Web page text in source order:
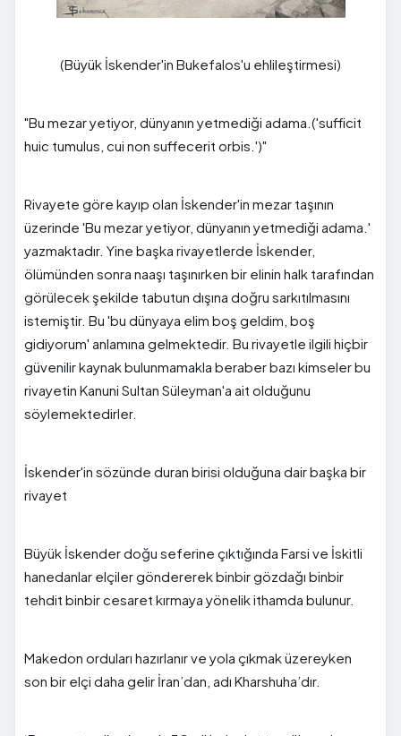
(Büyük İskender'in Bukefalos'u ehlileştirmesi)
"Bu mezar yetiyor, dünyanın yetmediği adama.('sufficit
huic tumulus, cui non suffecerit orbis.')"
Rivayete göre kayıp olan İskender'in mezar taşının
üzerinde 'Bu mezar yetiyor, dünyanın yetmediği adama.'
yazmaktadır. Yine başka rivayetlerde İskender,
ölümünden sonra naaşı taşınırken bir elinin halk tarafından
görülecek şekilde tabutun dışına doğru sarkıtılmasını
istemiştir. Bu 'bu dünyaya elim boş geldim, boş
gidiyorum' anlamına gelmektedir. Bu rivayetle ilgili hiçbir
güvenilir kaynak bulunmamakla beraber bazı kimseler bu
rivayetin Kanuni Sultan Süleyman'a ait olduğunu
söylemektedirler.
İskender'in sözünde duran birisi olduğuna dair başka bir
rivayet
Büyük İskender doğu seferine çıktığında Farsi ve İskitli
hanedanlar elçiler göndererek binbir gözdağı binbir
tehdit binbir cesaret kırmaya yönelik ithamda bulunur.
Makedon orduları hazırlanır ve yola çıkmak üzereyken
son bir elçi daha gelir İran’dan, adı Kharshuha’dır.